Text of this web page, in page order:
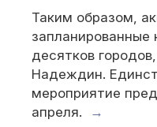
Таким образом,
запланированные
десятков
Надеждин.
мероприятие
апреля.
→